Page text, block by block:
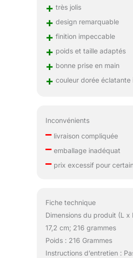
+ très jolis
+ design remarquable
+ finition impeccable
+ poids et taille adaptés
+ bonne prise en main
+ couleur dorée éclatante
Inconvénients
–livraison compliquée
–emballage inadéquat
–prix excessif pour
Fiche technique
Dimensions du produit (L x
17,2 cm; 216 grammes
Poids : 216 Grammes
Instructions d’entretien :